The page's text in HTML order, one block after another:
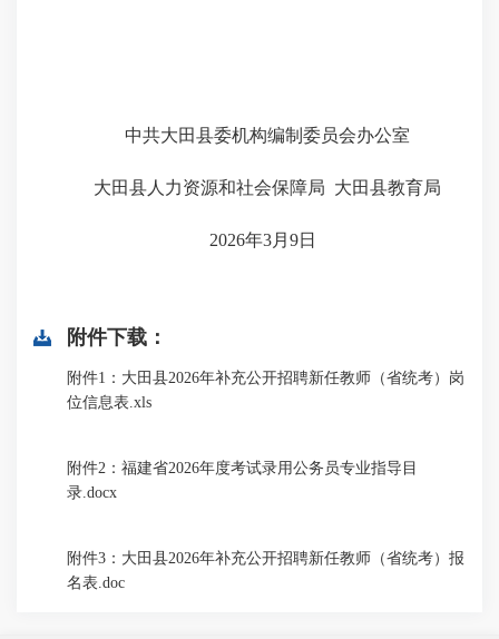
中共大田县委机构编制委员会办公室
大田县人力资源和社会保障局 大田县教育局
2026年3月 9日
附件下载：
附件1：大田县2026年补充公开招聘新任教师（省统考）岗
位信息表.xls
附件2：福建省2026年度考试录用公务员专业指导目
录.docx
附件3：大田县2026年补充公开招聘新任教师（省统考）报
名表.doc